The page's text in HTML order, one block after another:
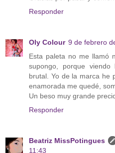
Responder
Oly Colour 9 de febrero
Esta paleta no me llamó
supongo, porque
brutal. Yo de la marca he
enamorada me quedé,
Un beso muy grande
Responder
Beatriz MissPotingues
11:43